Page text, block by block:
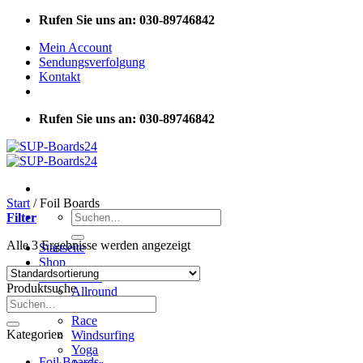
Zum
springen
Rufen Sie uns an: 030-89746842
Mein Account
Sendungsverfolgung
Kontakt
Rufen Sie uns an: 030-89746842
Suchen
nach:
Startseite
Shop
SUP Boards
Allround
Race
Windsurfing
Yoga
Start /Foil Boards
Filter
Alle 3 Ergebnisse werden angezeigt
Produktsuche
Suchen
nach:
Kategorien